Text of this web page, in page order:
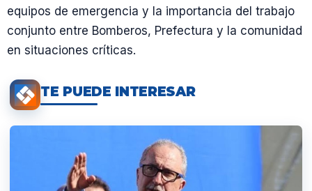
equipos de emergencia y la importancia del trabajo
conjunto entre Bomberos, Prefectura y la comunidad
en situaciones críticas.
TE PUEDE INTERESAR